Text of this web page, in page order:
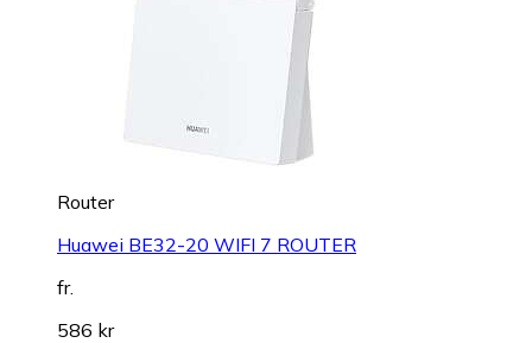
Router
Huawei BE32-20 WIFI 7 ROUTER
fr.
586 kr